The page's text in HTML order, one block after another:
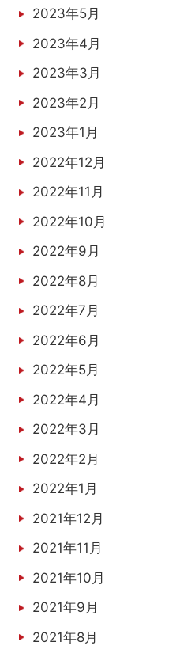
2023年5月
2023年4月
2023年3月
2023年2月
2023年1月
2022年12月
2022年11月
2022年10月
2022年9月
2022年8月
2022年7月
2022年6月
2022年5月
2022年4月
2022年3月
2022年2月
2022年1月
2021年12月
2021年11月
2021年10月
2021年9月
2021年8月